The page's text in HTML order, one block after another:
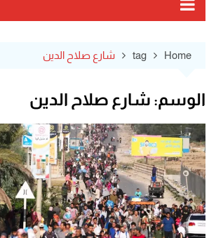
Home
tag شارع صلاح الدين
الوسم: شارع صلاح الدين